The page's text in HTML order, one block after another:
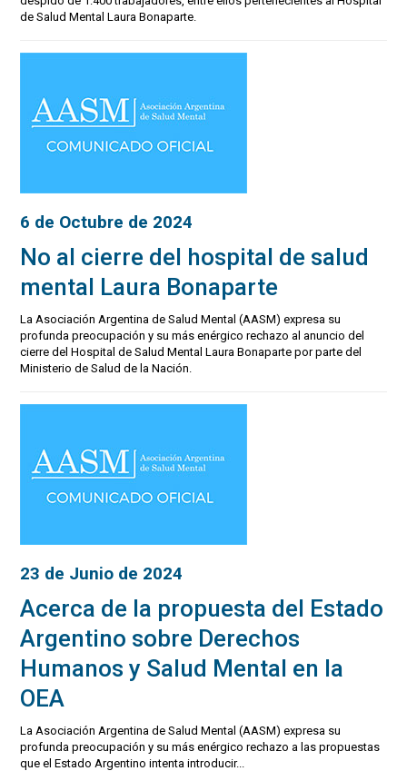
de Salud Mental Laura Bonaparte.
6 de Octubre de 2024
No al cierre del hospital de salud
mental Laura Bonaparte
La Asociación Argentina de Salud Mental (AASM) expresa su
profunda preocupación y su más enérgico rechazo al anuncio del
cierre del Hospital de Salud Mental Laura Bonaparte por parte del
Ministerio de Salud de la Nación.
23 de Junio de 2024
Acerca de la propuesta del Estado
Argentino sobre Derechos
Humanos y Salud Mental en la
OEA
La Asociación Argentina de Salud Mental (AASM) expresa su
profunda preocupación y su más enérgico rechazo a las propuestas
que el Estado Argentino intenta introducir...